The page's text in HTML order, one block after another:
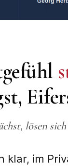
lösen
klar, im